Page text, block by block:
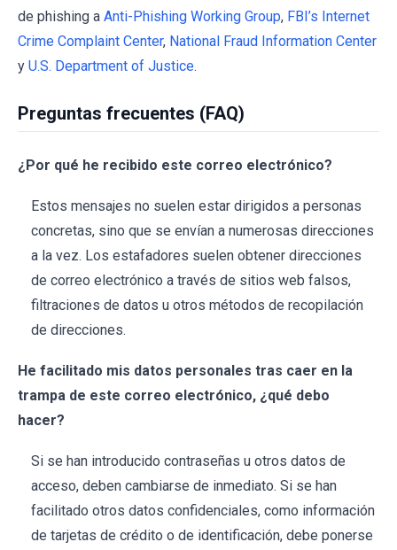
de phishing a Anti-Phishing Working Group, FBI’s Internet
Crime Complaint Center, National Fraud Information Center
y U.S. Department of Justice.
Preguntas frecuentes (FAQ)
¿Por qué he recibido este correo electrónico?
Estos mensajes no suelen estar dirigidos a personas
concretas, sino que se envían a numerosas direcciones
a la vez. Los estafadores suelen obtener direcciones
de correo electrónico a través de sitios web falsos,
filtraciones de datos u otros métodos de recopilación
de direcciones.
He facilitado mis datos personales tras caer en la
trampa de este correo electrónico, ¿qué debo
hacer?
Si se han introducido contraseñas u otros datos de
acceso, deben cambiarse de inmediato. Si se han
facilitado otros datos confidenciales, como información
de tarjetas de crédito o de identificación, debe ponerse